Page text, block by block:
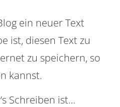
ein neuer Text
ist, diesen Text zu
zu speichern, so
kannst.
Schreiben ist…